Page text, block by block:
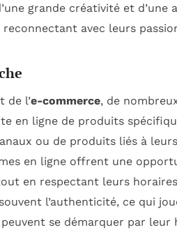
grande créativité et d’une
avec leurs
de l’e-commerce, de
en ligne de produits
ou de produits liés à leurs
en ligne offrent une
en respectant leurs
l’authenticité, ce qui
se démarquer par leur